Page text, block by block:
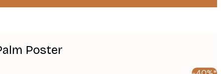
Poster